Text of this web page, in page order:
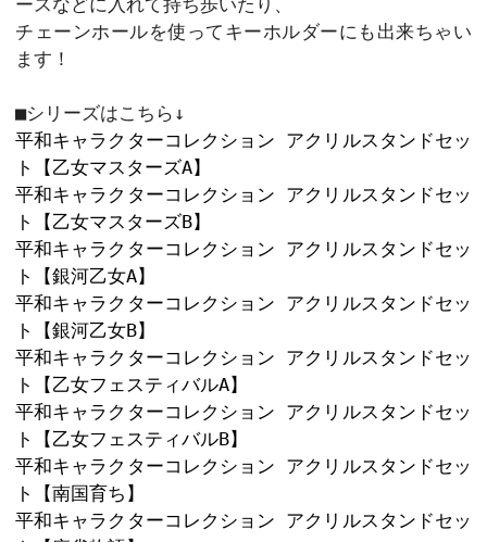
カートに入れ
11
キャラクター部分
85mm×55mm以内
アクリルスタンドセット以外は商
ん。
平和キャラクターの可愛くて豪華なイ